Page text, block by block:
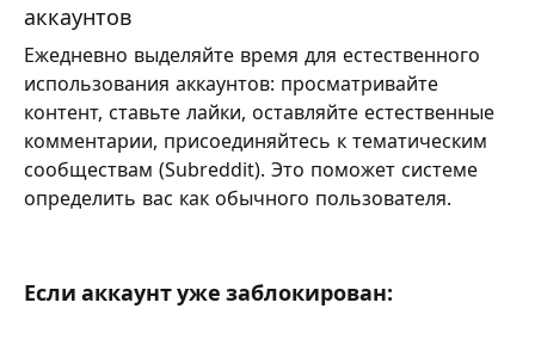
аккаунтов
Ежедневно выделяйте время для естественного
использования аккаунтов: просматривайте
контент, ставьте лайки, оставляйте естественные
комментарии, присоединяйтесь к тематическим
сообществам (Subreddit). Это поможет системе
определить вас как обычного пользователя.
Если аккаунт уже заблокирован: